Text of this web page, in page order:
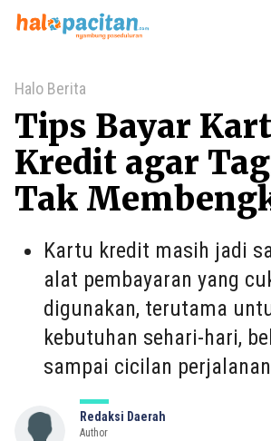
Home
Halo Berita
Tips Bayar
Kredit agar
Tak
Kartu kredit masih jadi
alat pembayaran yang
digunakan, terutama
kebutuhan sehari-hari,
sampai cicilan
Redaksi Daerah
Author